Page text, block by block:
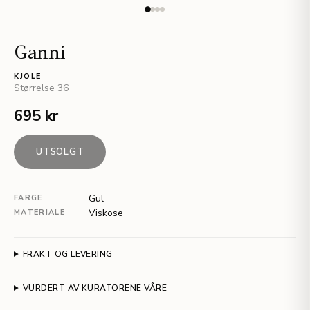
Ganni
KJOLE
Størrelse 36
695 kr
UTSOLGT
FARGE Gul
MATERIALE Viskose
FRAKT OG LEVERING
VURDERT AV KURATORENE VÅRE